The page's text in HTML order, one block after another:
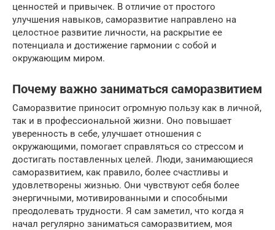
ценностей и привычек. В отличие от простого
улучшения навыков, саморазвитие направлено на
целостное развитие личности, на раскрытие ее
потенциала и достижение гармонии с собой и
окружающим миром.
Почему важно заниматься саморазвитием
Саморазвитие приносит огромную пользу как в личной,
так и в профессиональной жизни. Оно повышает
уверенность в себе, улучшает отношения с
окружающими, помогает справляться со стрессом и
достигать поставленных целей. Люди, занимающиеся
саморазвитием, как правило, более счастливы и
удовлетворены жизнью. Они чувствуют себя более
энергичными, мотивированными и способными
преодолевать трудности. Я сам заметил, что когда я
начал регулярно заниматься саморазвитием, моя